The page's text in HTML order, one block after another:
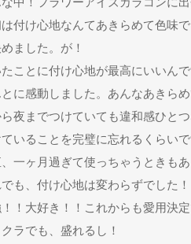
付け心地なんてあきらめて色味
ました。が！
ことに付け心地が最高にいいん
に感動しました。あんなあきらめ
夜までつけていても違和感ひとつ
いることを完璧に忘れるくらいで
一ヶ月過ぎて使っちゃうときもあ
も、付け心地は変わらずでした！
！大好き！！これからも愛用決定
ラでも、盛れるし！